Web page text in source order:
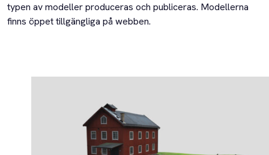
typen av modeller produceras och publiceras. Modellerna
finns öppet tillgängliga på webben.